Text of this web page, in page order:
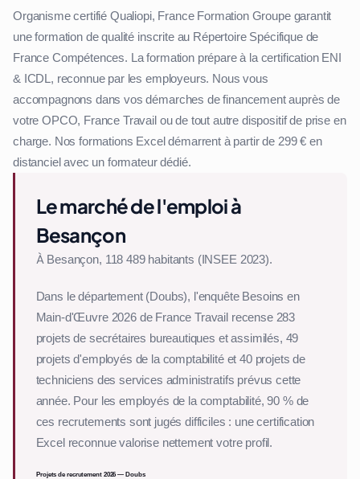
Organisme certifié Qualiopi, France Formation Groupe garantit
une formation de qualité inscrite au Répertoire Spécifique de
France Compétences. La formation prépare à la certification ENI
& ICDL, reconnue par les employeurs. Nous vous
accompagnons dans vos démarches de financement auprès de
votre OPCO, France Travail ou de tout autre dispositif de prise en
charge. Nos formations Excel démarrent à partir de 299 € en
distanciel avec un formateur dédié.
Le marché de l'emploi à
Besançon
À Besançon, 118 489 habitants (INSEE 2023).
Dans le département (Doubs), l'enquête Besoins en
Main-d'Œuvre 2026 de France Travail recense 283
projets de secrétaires bureautiques et assimilés, 49
projets d'employés de la comptabilité et 40 projets de
techniciens des services administratifs prévus cette
année. Pour les employés de la comptabilité, 90 % de
ces recrutements sont jugés difficiles : une certification
Excel reconnue valorise nettement votre profil.
Projets de recrutement 2026 — Doubs